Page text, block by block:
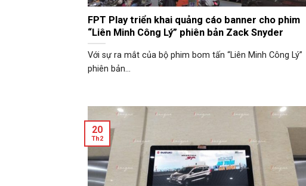
FPT Play triển khai quảng cáo banner cho phim
“Liên Minh Công Lý” phiên bản Zack Snyder
Với sự ra mắt của bộ phim bom tấn “Liên Minh Công Lý”
phiên bản...
20
Th2